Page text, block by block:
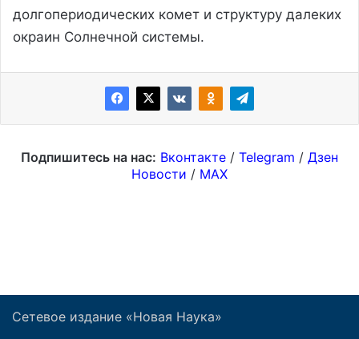
Сетевое издание «Новая Наука»